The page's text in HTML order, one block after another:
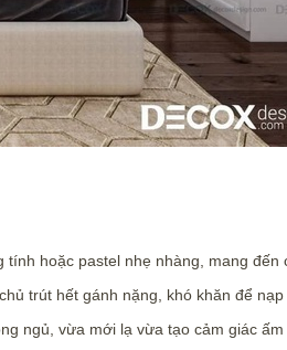
hoặc pastel nhẹ nhàng, mang đến
trút hết gánh nặng, khó khăn để
ngủ, vừa mới lạ vừa tạo cảm giác